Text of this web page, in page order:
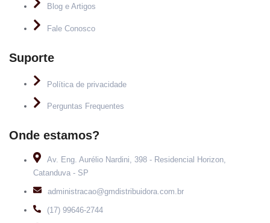
Blog e Artigos
Fale Conosco
Suporte
Política de privacidade
Perguntas Frequentes
Onde estamos?
Av. Eng. Aurélio Nardini, 398 - Residencial Horizon,
Catanduva - SP
administracao@gmdistribuidora.com.br
(17) 99646-2744